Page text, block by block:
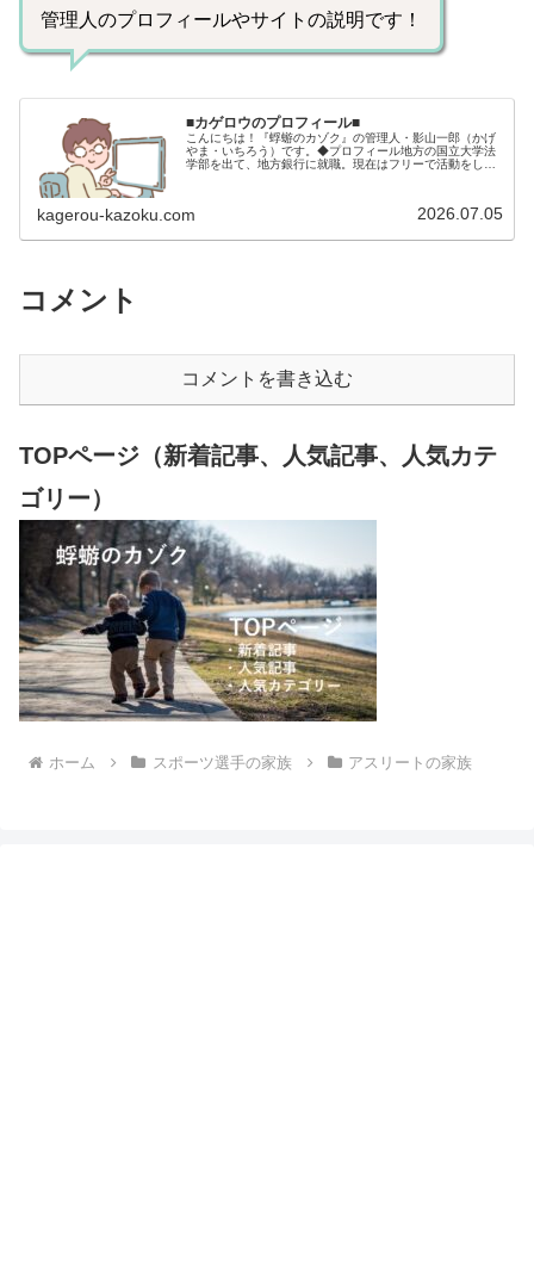
管理人のプロフィールやサイトの説明です！
■カゲロウのプロフィール■
こんにちは！『蜉蝣のカゾク』の管理人・影山一郎（かげ
やま・いちろう）です。◆プロフィール地方の国立大学法
学部を出て、地方銀行に就職。現在はフリーで活動をして
kagerou-kazoku.com 2026.07.05
コメント
コメントを書き込む
TOPページ（新着記事、人気記事、人気カテ
ゴリー）
ホーム スポーツ選手の家族 アスリートの家族